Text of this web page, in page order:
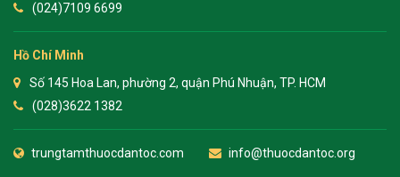
(024)7109 6699
Hồ Chí Minh
Số 145 Hoa Lan, phường 2, quận Phú Nhuận, TP. HCM
(028)3622 1382
trungtamthuocdantoc.com info@thuocdantoc.org